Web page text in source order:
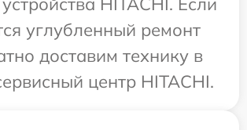
углубленный ремонт
доставим технику в
центр HITACHI.